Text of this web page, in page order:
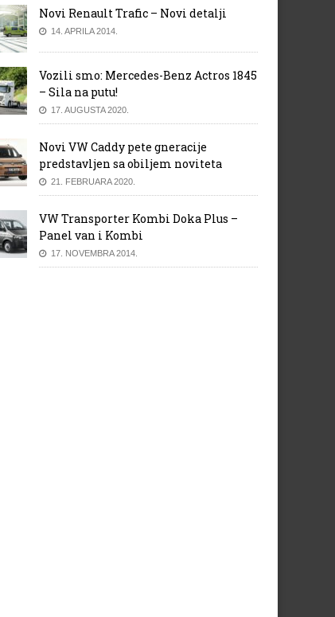
Novi Renault Trafic – Novi detalji
14. APRILA 2014.
Vozili smo: Mercedes-Benz Actros 1845
– Sila na putu!
17. AUGUSTA 2020.
Novi VW Caddy pete gneracije
predstavljen sa obiljem noviteta
21. FEBRUARA 2020.
VW Transporter Kombi Doka Plus –
Panel van i Kombi
17. NOVEMBRA 2014.